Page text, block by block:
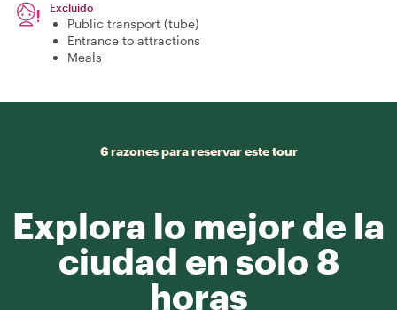
Excluido
Public transport (tube)
Entrance to attractions
Meals
6 razones para reservar este tour
Explora lo mejor de la
ciudad en solo 8
horas